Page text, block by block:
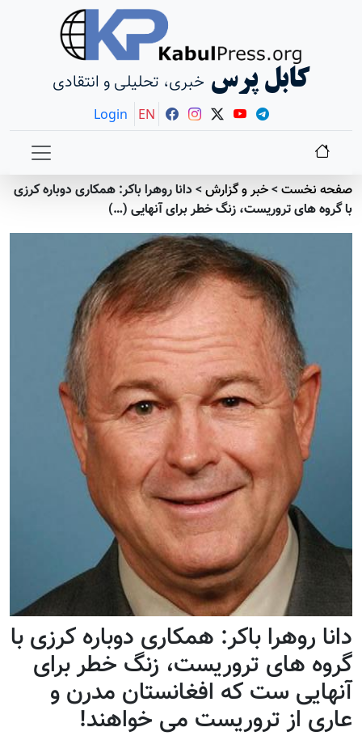
کابل پرس خبری، تحلیلی و انتقادی
Login EN
صفحه نخست>خبر و گزارش> دانا روهرا باکر: همکاری دوباره کرزی
با گروه های تروریست، زنگ خطر برای آنهایی (…)
دانا روهرا باکر: همکاری دوباره کرزی با
گروه های تروریست، زنگ خطر برای
آنهایی ست که افغانستان مدرن و
عاری از تروریست می خواهند!